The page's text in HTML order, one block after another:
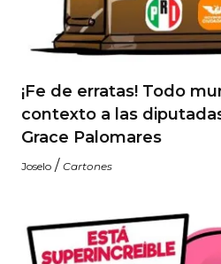
¡Fe de erratas! Todo
contexto a las
Grace Palomares
Joselo / Cartones